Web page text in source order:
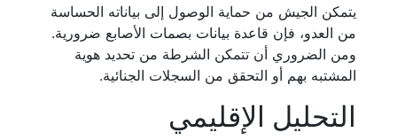
يتمكن الجيش من حماية الوصول إلى بياناته الحساسة
من العدو، فإن قاعدة بيانات بصمات الأصابع ضرورية.
ومن الضروري أن تتمكن الشرطة من تحديد هوية
المشتبه بهم أو التحقق من السجلات الجنائية.
التحليل الإقليمي